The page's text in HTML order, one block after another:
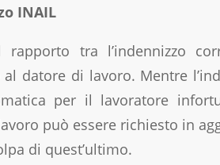
INAIL
tra l’indennizzo
datore di lavoro. Mentre
per il lavoratore
può essere richiesto in
di quest’ultimo.